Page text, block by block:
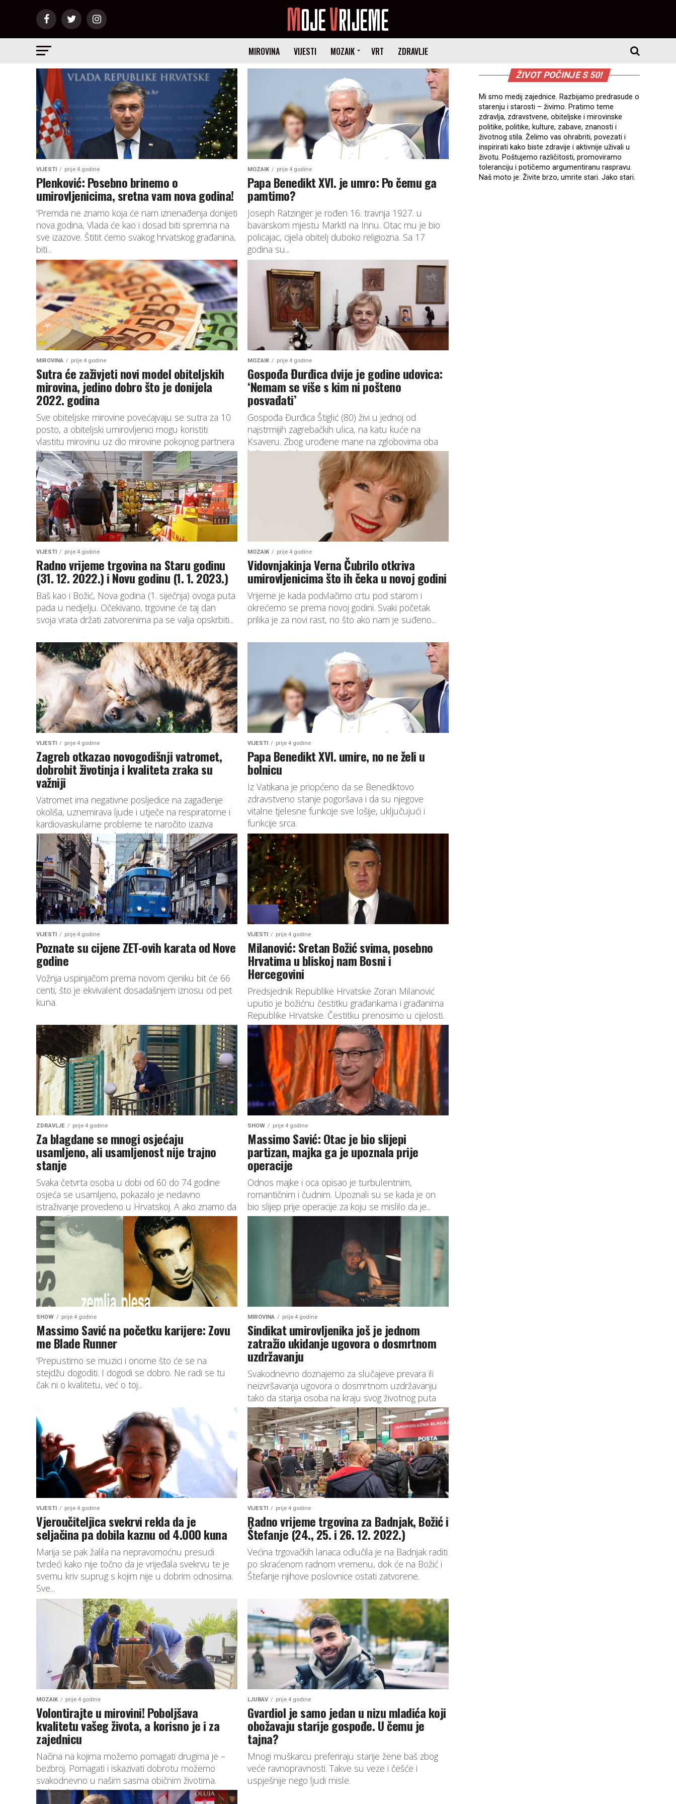
MIROVINA VIJESTI MOZAIK VRT ZDRAVLJE
VIJESTI prije 4 godine
Plenković: Posebno brinemo o
umirovljenicima, sretna vam nova godina!
'Premda ne znamo koja će nam iznenađenja donijeti
nova godina, Vlada će kao i dosad biti spremna na
sve izazove. Štitit ćemo svakog hrvatskog građanina,
biti...
MOZAIK prije 4 godine
Papa Benedikt XVI. je umro: Po čemu ga
pamtimo?
Joseph Ratzinger je rođen 16. travnja 1927. u
bavarskom mjestu Marktl na Innu. Otac mu je bio
policajac, cijela obitelj duboko religiozna. Sa 17
godina su...
MIROVINA prije 4 godine
Sutra će zaživjeti novi model obiteljskih
mirovina, jedino dobro što je donijela
2022. godina
Sve obiteljske mirovine povećajvaju se sutra za 10
posto, a obiteljski umirovljenici mogu koristiti
vlastitu mirovinu uz dio mirovine pokojnog partnera
ili partnerice.
MOZAIK prije 4 godine
Gospođa Đurđica dvije je godine udovica:
‘Nemam se više s kim ni pošteno
posvađati’
Gospođa Đurđica Štiglić (80) živi u jednoj od
najstrmijih zagrebačkih ulica, na katu kuće na
Ksaveru. Zbog urođene mane na zglobovima oba
koljena već dugo se...
VIJESTI prije 4 godine
Radno vrijeme trgovina na Staru godinu
(31. 12. 2022.) i Novu godinu (1. 1. 2023.)
Baš kao i Božić, Nova godina (1. siječnja) ovoga puta
pada u nedjelju. Očekivano, trgovine će taj dan
svoja vrata držati zatvorenima pa se valja opskrbiti...
MOZAIK prije 4 godine
Vidovnjakinja Verna Čubrilo otkriva
umirovljenicima što ih čeka u novoj godini
Vrijeme je kada podvlačimo crtu pod starom i
okrećemo se prema novoj godini. Svaki početak
prilika je za novi rast, no što ako nam je suđeno...
VIJESTI prije 4 godine
Zagreb otkazao novogodišnji vatromet,
dobrobit životinja i kvaliteta zraka su
važniji
Vatromet ima negativne posljedice na zagađenje
okoliša, uznemirava ljude i utječe na respiratorne i
kardiovaskularne probleme te naročito izaziva
panični strah i stres kućnim ljubimcima kao...
VIJESTI prije 4 godine
Papa Benedikt XVI. umire, no ne želi u
bolnicu
Iz Vatikana je priopćeno da se Benediktovo
zdravstveno stanje pogoršava i da su njegove
vitalne tjelesne funkcije sve lošije, uključujući i
funkcije srca.
VIJESTI prije 4 godine
Poznate su cijene ZET-ovih karata od Nove
godine
Vožnja uspinjačom prema novom cjeniku bit će 66
centi, što je ekvivalent dosadašnjem iznosu od pet
kuna.
VIJESTI prije 4 godine
Milanović: Sretan Božić svima, posebno
Hrvatima u bliskoj nam Bosni i
Hercegovini
Predsjednik Republike Hrvatske Zoran Milanović
uputio je božićnu čestitku građankama i građanima
Republike Hrvatske. Čestitku prenosimo u cijelosti.
ZDRAVLJE prije 4 godine
Za blagdane se mnogi osjećaju
usamljeno, ali usamljenost nije trajno
stanje
Svaka četvrta osoba u dobi od 60 do 74 godine
osjeća se usamljeno, pokazalo je nedavno
istraživanje provedeno u Hrvatskoj. A ako znamo da
je usamljenost...
SHOW prije 4 godine
Massimo Savić: Otac je bio slijepi
partizan, majka ga je upoznala prije
operacije
Odnos majke i oca opisao je turbulentnim,
romantičnim i čudnim. Upoznali su se kada je on
bio slijep prije operacije za koju se mislilo da je...
SHOW prije 4 godine
Massimo Savić na početku karijere: Zovu
me Blade Runner
'Prepustimo se muzici i onome što će se na
stejdžu dogoditi. I dogodi se dobro. Ne radi se tu
čak ni o kvalitetu, već o toj...
MIROVINA prije 4 godine
Sindikat umirovljenika još je jednom
zatražio ukidanje ugovora o dosmrtnom
uzdržavanju
Svakodnevno doznajemo za slučajeve prevara ili
neizvršavanja ugovora o dosmrtnom uzdržavanju
tako da starija osoba na kraju svog životnog puta
ostaje i bez imovine i bez...
VIJESTI prije 4 godine
Vjeroučiteljica svekrvi rekla da je
seljačina pa dobila kaznu od 4.000 kuna
Marija se pak žalila na nepravomoćnu presudi
tvrdeći kako nije točno da je vrijeđala svekrvu te je
svemu kriv suprug s kojim nije u dobrim odnosima.
Sve...
VIJESTI prije 4 godine
Radno vrijeme trgovina za Badnjak, Božić i
Štefanje (24., 25. i 26. 12. 2022.)
Većina trgovačkih lanaca odlučila je na Badnjak raditi
po skraćenom radnom vremenu, dok će na Božić i
Štefanje njihove poslovnice ostati zatvorene.
MOZAIK prije 4 godine
Volontirajte u mirovini! Poboljšava
kvalitetu vašeg života, a korisno je i za
zajednicu
Načina na kojima možemo pomagati drugima je –
bezbroj. Pomagati i iskazivati dobrotu možemo
svakodnevno u našim sasma običnim životima.
Dobra djela mogu se činiti i...
LJUBAV prije 4 godine
Gvardiol je samo jedan u nizu mladića koji
obožavaju starije gospođe. U čemu je
tajna?
Mnogi muškarcu preferiraju starije žene baš zbog
veće ravnopravnosti. Takve su veze i češće i
uspješnije nego ljudi misle.
ŽIVOT POČINJE S 50!
Mi smo medij zajednice. Razbijamo predrasude o
starenju i starosti – živimo. Pratimo teme
zdravlja, zdravstvene, obiteljske i mirovinske
politike, politike, kulture, zabave, znanosti i
životnog stila. Želimo vas ohrabriti, povezati i
inspirirati kako biste zdravije i aktivnije uživali u
životu. Poštujemo različitosti, promoviramo
toleranciju i potičemo argumentiranu raspravu.
Naš moto je: Živite brzo, umrite stari. Jako stari.